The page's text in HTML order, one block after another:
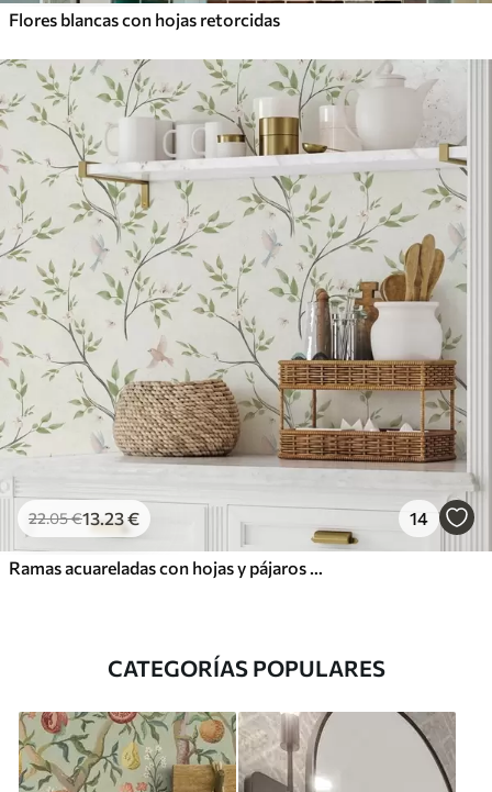
Flores blancas con hojas retorcidas
22.05€13.23€ 14
Ramas acuareladas con hojas y pájaros sobre un fondo claro
CATEGORÍAS POPULARES